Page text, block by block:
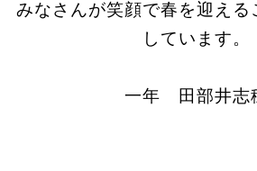
みなさんが笑顔で春を迎える
しています。
一年 田部井志